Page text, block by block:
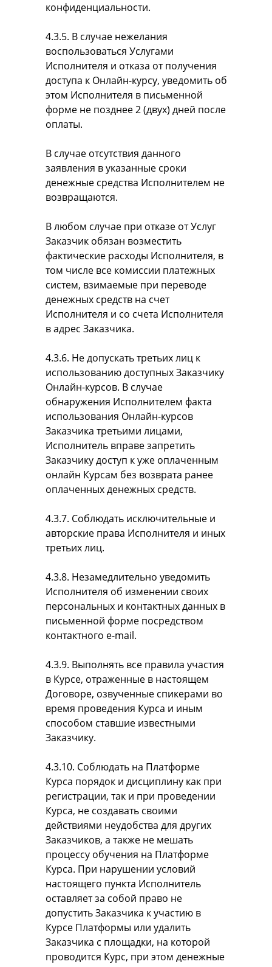
конфиденциальности.
4.3.5. В случае нежелания
воспользоваться Услугами
Исполнителя и отказа от получения
доступа к Онлайн-курсу, уведомить об
этом Исполнителя в письменной
форме не позднее 2 (двух) дней после
оплаты.
В случае отсутствия данного
заявления в указанные сроки
денежные средства Исполнителем не
возвращаются.
В любом случае при отказе от Услуг
Заказчик обязан возместить
фактические расходы Исполнителя, в
том числе все комиссии платежных
систем, взимаемые при переводе
денежных средств на счет
Исполнителя и со счета Исполнителя
в адрес Заказчика.
4.3.6. Не допускать третьих лиц к
использованию доступных Заказчику
Онлайн-курсов. В случае
обнаружения Исполнителем факта
использования Онлайн-курсов
Заказчика третьими лицами,
Исполнитель вправе запретить
Заказчику доступ к уже оплаченным
онлайн Курсам без возврата ранее
оплаченных денежных средств.
4.3.7. Соблюдать исключительные и
авторские права Исполнителя и иных
третьих лиц.
4.3.8. Незамедлительно уведомить
Исполнителя об изменении своих
персональных и контактных данных в
письменной форме посредством
контактного e-mail.
4.3.9. Выполнять все правила участия
в Курсе, отраженные в настоящем
Договоре, озвученные спикерами во
время проведения Курса и иным
способом ставшие известными
Заказчику.
4.3.10. Соблюдать на Платформе
Курса порядок и дисциплину как при
регистрации, так и при проведении
Курса, не создавать своими
действиями неудобства для других
Заказчиков, а также не мешать
процессу обучения на Платформе
Курса. При нарушении условий
настоящего пункта Исполнитель
оставляет за собой право не
допустить Заказчика к участию в
Курсе Платформы или удалить
Заказчика с площадки, на которой
проводится Курс, при этом денежные